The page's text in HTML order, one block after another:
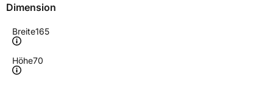
Dimension
Breite165
Höhe70